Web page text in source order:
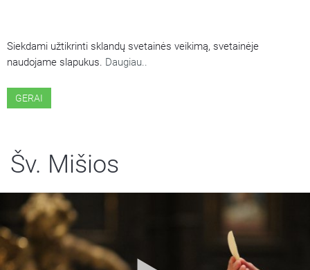
Siekdami užtikrinti sklandų svetainės veikimą, svetainėje
naudojame slapukus. Daugiau..
GERAI
Šv. Mišios